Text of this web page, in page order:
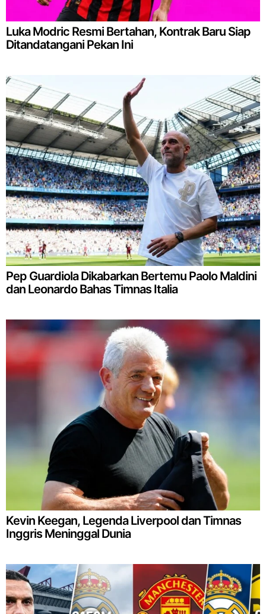
Luka Modric Resmi Bertahan, Kontrak Baru Siap
Ditandatangani Pekan Ini
Pep Guardiola Dikabarkan Bertemu Paolo Maldini
dan Leonardo Bahas Timnas Italia
Kevin Keegan, Legenda Liverpool dan Timnas
Inggris Meninggal Dunia